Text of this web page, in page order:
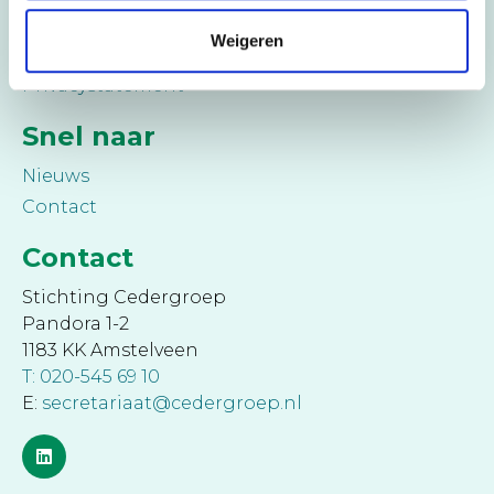
Weigeren
Privacystatement
Snel naar
Nieuws
Contact
Contact
Stichting Cedergroep
Pandora 1-2
1183 KK Amstelveen
T: 020-545 69 10
E: secretariaat@cedergroep.nl